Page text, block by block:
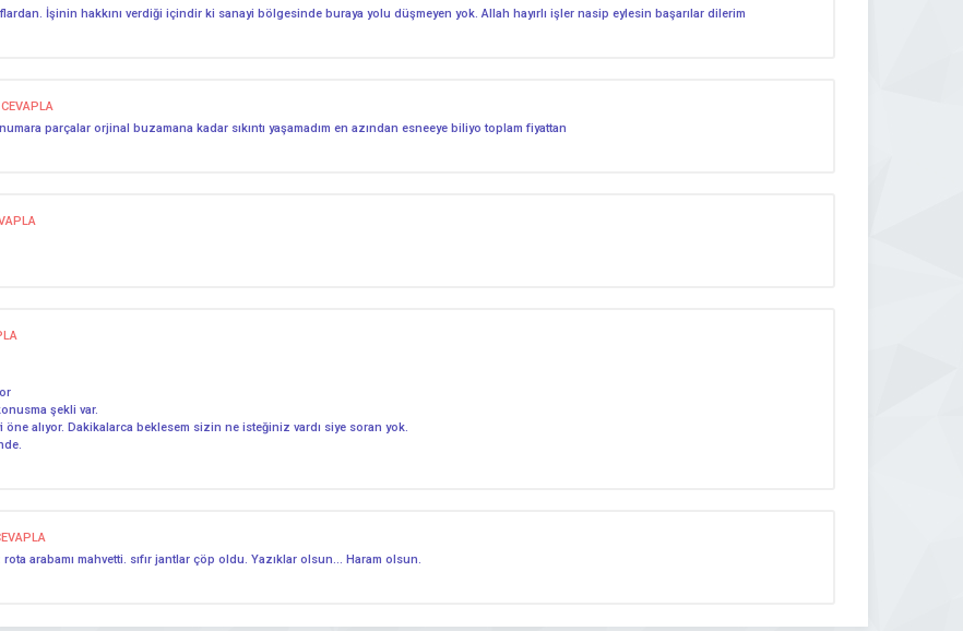
İşinin hakkını verdiği içindir ki sanayi bölgesinde buraya yolu düşmeyen yok. Allah hayırlı işler nasip eylesin başarılar dilerim
CEVAPLA
parçalar orjinal buzamana kadar sıkıntı yaşamadım en azından esneeye biliyo toplam fiyattan
şekli var.
alıyor. Dakikalarca beklesem sizin ne isteğiniz vardı siye soran yok.
arabamı mahvetti. sıfır jantlar çöp oldu. Yazıklar olsun… Haram olsun.